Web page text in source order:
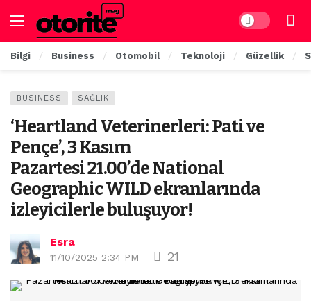
Dark mode
Bilgi Business Otomobil Teknoloji Güzellik
BUSINESS SAĞLIK
‘Heartland Veterinerleri: Pati ve
Pençe’, 3 Kasım
Pazartesi 21.00’de National
Geographic WILD ekranlarında
izleyicilerle buluşuyor!
Esra
11/10/2025 2:34 PM 21